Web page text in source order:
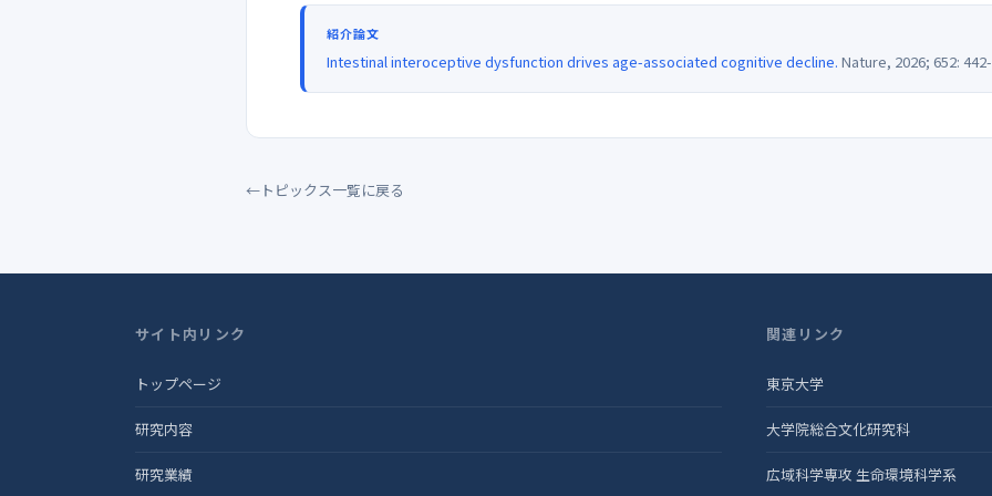
紹介論文
Intestinal interoceptive dysfunction drives age-associated cognitive decline. Nature, 2026; 652:
トピックス一覧に戻る
サイト内リンク
トップページ
研究内容
研究業績
関連リンク
東京大学
大学院総合文化研究科
広域科学専攻 生命環境科学系